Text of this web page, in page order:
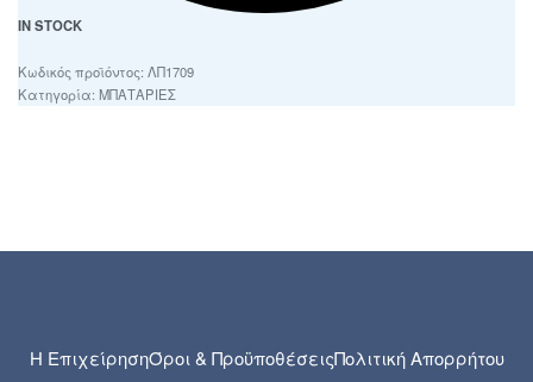
IN STOCK
ΛΠ1709
Κατηγορία: ΜΠΑΤΑΡΙΕΣ
Η ΕπιχείρησηΌροι & ΠροϋποθέσειςΠολιτική Απορρήτου